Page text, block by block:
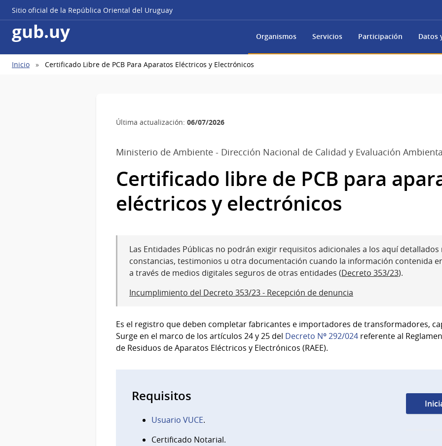
Sitio oficial de la República Oriental del Uruguay
gub.uy Organismos Servicios Participación Datos
Ruta
Inicio Certificado Libre de PCB Para Aparatos Eléctricos y Electrónicos
Última actualización: 06/07/2026
Ministerio de Ambiente - Dirección Nacional de Calidad y Evaluación
Certificado libre de PCB para
eléctricos y electrónicos
Las Entidades Públicas no podrán exigir requisitos adicionales a los aquí
constancias, testimonios u otra documentación cuando la información contenida
a través de medios digitales seguros de otras entidades (Decreto 353/23).
Incumplimiento del Decreto 353/23 - Recepción de denuncia
Es el registro que deben completar fabricantes e importadores de transformadores,
Surge en el marco de los artículos 24 y 25 del Decreto Nº 292/024 referente al
de Residuos de Aparatos Eléctricos y Electrónicos (RAEE).
Requisitos
Usuario VUCE.
Certificado Notarial.